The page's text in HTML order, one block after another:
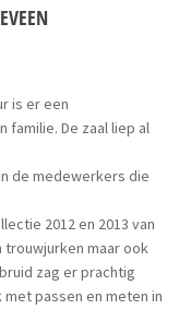
is er een
De zaal liep al
de medewerkers die
2012 en 2013 van
trouwjurken maar ook
zag er prachtig
passen en meten in